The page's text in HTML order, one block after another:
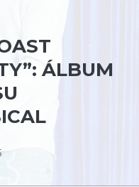
ÁLBUM